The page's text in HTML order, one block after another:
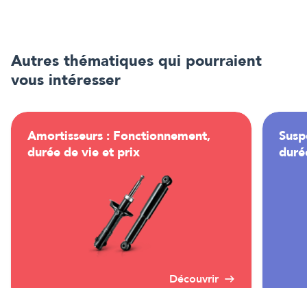
Autres thématiques qui pourraient
vous intéresser
Amortisseurs : Fonctionnement,
durée de vie et prix
Découvrir